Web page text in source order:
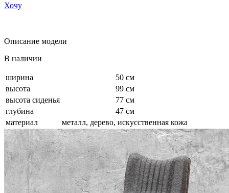
Хочу
Описание модели
В наличии
ширина
50 см
высота
99 см
высота сиденья
77 см
глубина
47 см
материал
металл, дерево, искусственная кожа